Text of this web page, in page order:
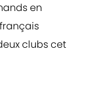
en
clubs cet